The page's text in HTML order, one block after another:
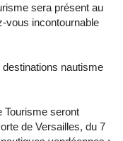
sera présent au
vous incontournable
nautisme
Tourisme seront
de Versailles, du 7